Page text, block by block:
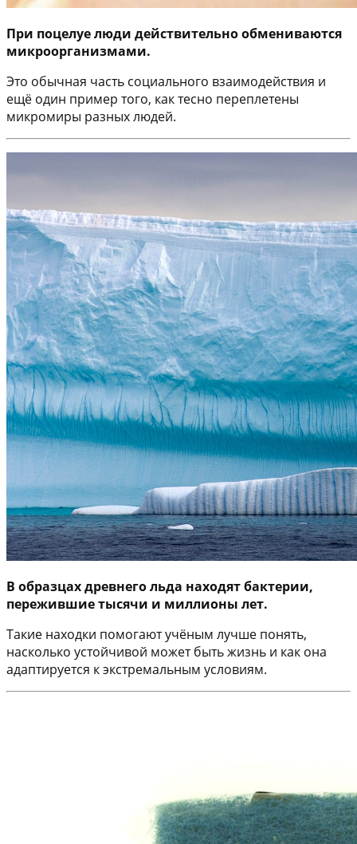
При поцелуе люди действительно обмениваются
микроорганизмами.
Это обычная часть социального взаимодействия и
ещё один пример того, как тесно переплетены
микромиры разных людей.
В образцах древнего льда находят бактерии,
пережившие тысячи и миллионы лет.
Такие находки помогают учёным лучше понять,
насколько устойчивой может быть жизнь и как она
адаптируется к экстремальным условиям.